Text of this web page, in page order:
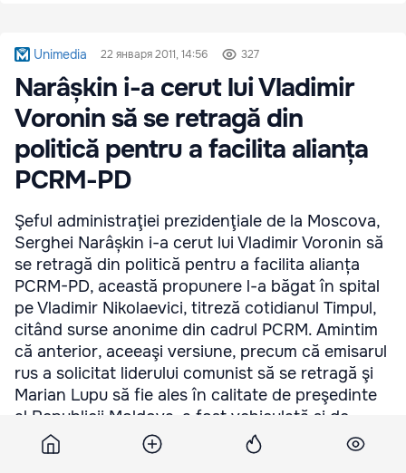
Unimedia 22 января 2011, 14:56 327
Narâșkin i-a cerut lui Vladimir
Voronin să se retragă din
politică pentru a facilita alianța
PCRM-PD
Şeful administraţiei prezidenţiale de la Moscova,
Serghei Narâșkin i-a cerut lui Vladimir Voronin să
se retragă din politică pentru a facilita alianța
PCRM-PD, această propunere l-a băgat în spital
pe Vladimir Nikolaevici, titreză cotidianul Timpul,
citând surse anonime din cadrul PCRM. Amintim
că anterior, aceeaşi versiune, precum că emisarul
rus a solicitat liderului comunist să se retragă şi
Marian Lupu să fie ales în calitate de preşedinte
al Republicii Moldova, a fost vehiculată şi de ...